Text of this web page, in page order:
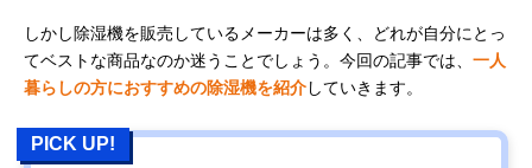
しかし除湿機を販売しているメーカーは多く、どれが自分にとっ
てベストな商品なのか迷うことでしょう。今回の記事では、 一人
暮らしの方におすすめの除湿機を紹介していきます。
PICK UP!